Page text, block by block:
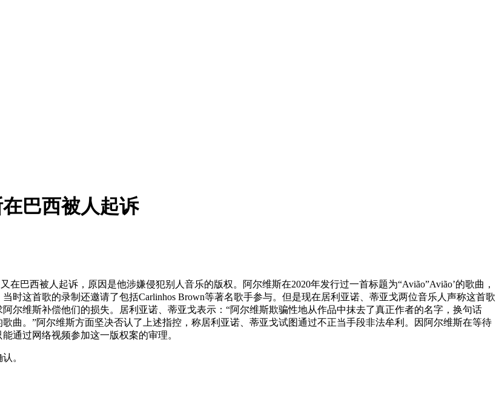
巴西被人起诉
巴西被人起诉，原因是他涉嫌侵犯别人音乐的版权。阿尔维斯在2020年发行过一首标题为“Avião”Avião’的歌曲，
时这首歌的录制还邀请了包括Carlinhos Brown等著名歌手参与。但是现在居利亚诺、蒂亚戈两位音乐人声称这首歌
尔维斯补偿他们的损失。居利亚诺、蒂亚戈表示：“阿尔维斯欺骗性地从作品中抹去了真正作者的名字，换句话
曲。”阿尔维斯方面坚决否认了上述指控，称居利亚诺、蒂亚戈试图通过不正当手段非法牟利。因阿尔维斯在等待
通过网络视频参加这一版权案的审理。
。